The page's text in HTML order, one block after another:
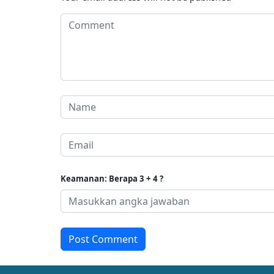
Keamanan: Berapa 3 + 4 ?
Post Comment